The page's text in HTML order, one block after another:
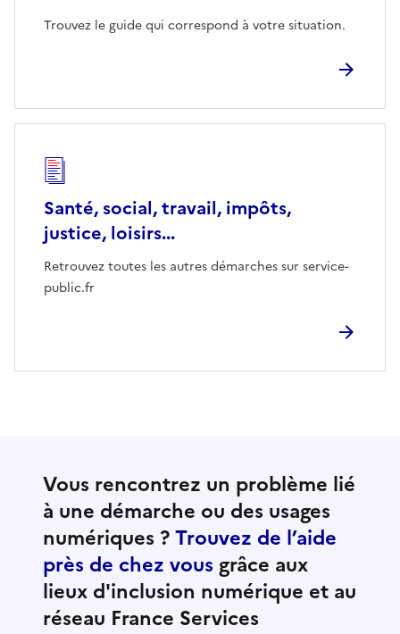
Trouvez le guide qui correspond à votre situation.
Santé, social, travail, impôts,
justice, loisirs...
Retrouvez toutes les autres démarches sur service-
public.fr
Vous rencontrez un problème lié
à une démarche ou des usages
numériques ?Trouvez de l’aide
près de chez vous grâce aux
lieux d'inclusion numérique et au
réseau France Services